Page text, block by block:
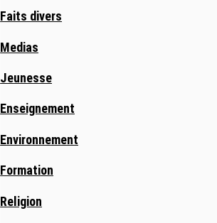
Faits divers
Medias
Jeunesse
Enseignement
Environnement
Formation
Religion